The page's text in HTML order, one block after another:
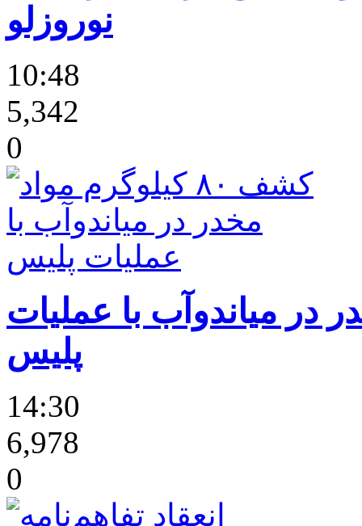
نوروزلو
10:48
5,342
0
در میاندوآب با عملیات
پلیس
14:30
6,978
0